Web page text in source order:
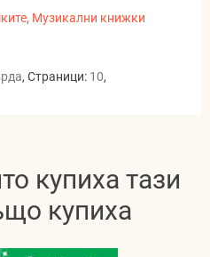
, Музикални книжки
, Страници: 10,
купиха тази
купиха